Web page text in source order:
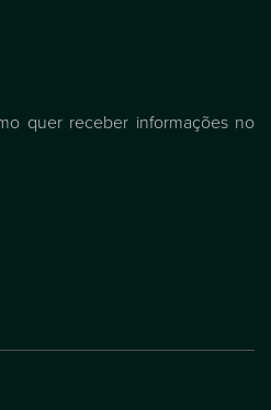
quer receber informações no